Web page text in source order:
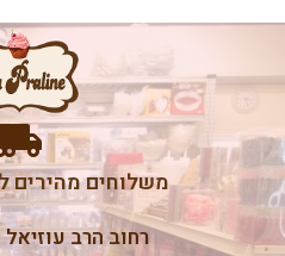
משלוחים מהירים
רחוב הרב עוזיאל 30 , ירושלים.